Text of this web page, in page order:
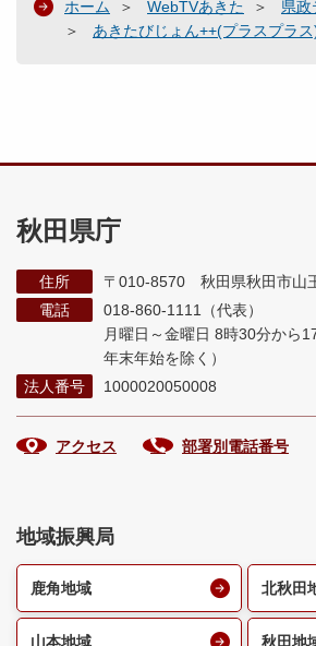
ホーム WebTVあきた
県政
あきたびじょん++(プラスプラス
秋田県庁
住所
〒010-8570 秋田県秋田市山
電話
018-860-1111（代表）
月曜日～金曜日 8時30分から
年末年始を除く）
法人番号
1000020050008
アクセス 部署別電話番号
地域振興局
鹿角地域 北秋田
山本地域 秋田地